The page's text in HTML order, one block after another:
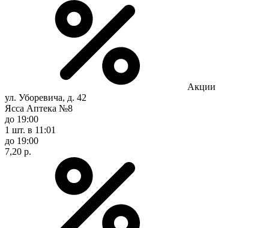
Акции
ул. Уборевича, д. 42
Ясса Аптека №8
до 19:00
1 шт. в 11:01
до 19:00
7,20 р.